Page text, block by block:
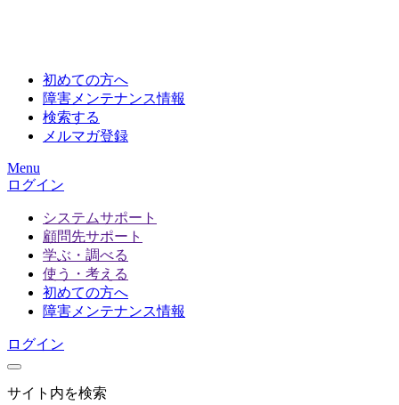
初めての方へ
障害メンテナンス情報
検索する
メルマガ登録
Menu
ログイン
システムサポート
顧問先サポート
学ぶ・調べる
使う・考える
初めての方へ
障害メンテナンス情報
ログイン
サイト内を検索